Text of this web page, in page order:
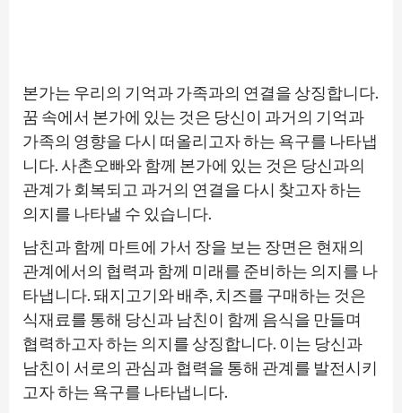
본가는 우리의 기억과 가족과의 연결을 상징합니다.
꿈 속에서 본가에 있는 것은 당신이 과거의 기억과
가족의 영향을 다시 떠올리고자 하는 욕구를 나타냅
니다. 사촌오빠와 함께 본가에 있는 것은 당신과의
관계가 회복되고 과거의 연결을 다시 찾고자 하는
의지를 나타낼 수 있습니다.
남친과 함께 마트에 가서 장을 보는 장면은 현재의
관계에서의 협력과 함께 미래를 준비하는 의지를 나
타냅니다. 돼지고기와 배추, 치즈를 구매하는 것은
식재료를 통해 당신과 남친이 함께 음식을 만들며
협력하고자 하는 의지를 상징합니다. 이는 당신과
남친이 서로의 관심과 협력을 통해 관계를 발전시키
고자 하는 욕구를 나타냅니다.